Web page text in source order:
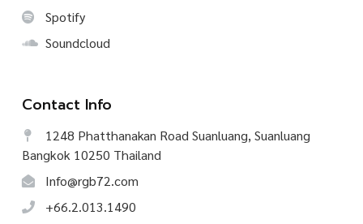
Spotify
Soundcloud
Contact Info
1248 Phatthanakan Road Suanluang, Suanluang
Bangkok 10250 Thailand
Info@rgb72.com
+66.2.013.1490